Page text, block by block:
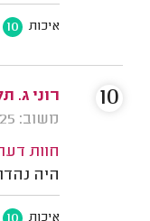
איכות 10
רוני ג.
משוב: 06/08/2025
חוות
היה
איכות
10